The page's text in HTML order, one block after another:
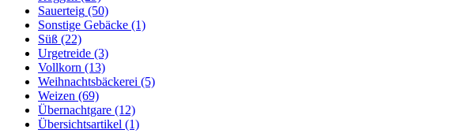
Sauerteig (50)
Sonstige Gebäcke (1)
Süß (22)
Urgetreide (3)
Vollkorn (13)
Weihnachtsbäckerei (5)
Weizen (69)
Übernachtgare (12)
Übersichtsartikel (1)